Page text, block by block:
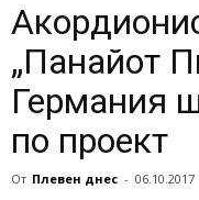
„Панайот
Германия
по проект
От Плевен днес - 06.10.2017